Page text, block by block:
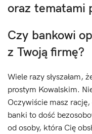
oraz tematami
Czy bankowi
z Twoją firmę?
Wiele razy słyszałam,
prostym Kowalskim.
Oczywiście masz
banki to dość
od osoby, która Cię